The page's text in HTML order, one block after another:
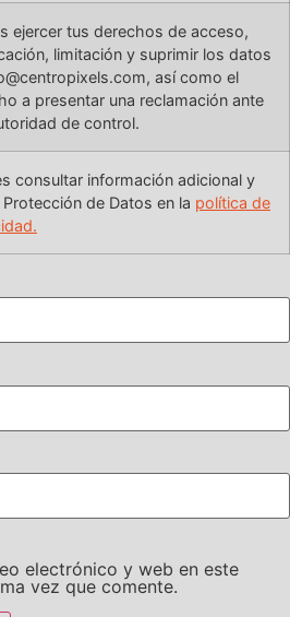
ejercer tus derechos de acceso,
limitación y suprimir los datos
así como el
a presentar una reclamación ante
de control.
consultar información adicional y
de Datos en la política de
electrónico y web en este
vez que comente.